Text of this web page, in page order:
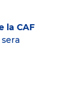
la CAF